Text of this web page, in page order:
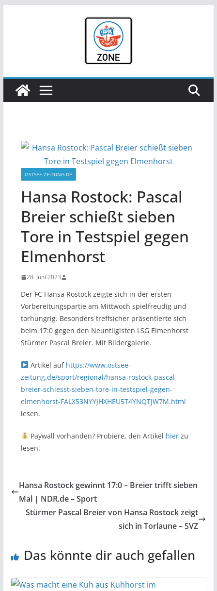
OSTSEE-ZEITUNG.DE
Hansa Rostock: Pascal
Breier schießt sieben
Tore in Testspiel gegen
Elmenhorst
28. Juni 2023
Der FC Hansa Rostock zeigte sich in der ersten
Vorbereitungspartie am Mittwoch spielfreudig und
torhungrig. Besonders treffsicher präsentierte sich
beim 17:0 gegen den Neuntligisten LSG Elmenhorst
Stürmer Pascal Breier. Mit Bildergalerie.
Artikel auf https://www.ostsee-
zeitung.de/sport/regional/hansa-rostock-pascal-
breier-schiesst-sieben-tore-in-testspiel-gegen-
elmenhorst-FALX53NYYJHXHEU5T4YNQTJW7M.html
lesen.
Paywall vorhanden? Probiere, den Artikel hierzu
lesen.
Hansa Rostock gewinnt 17:0 – Breier trifft sieben
Mal | NDR.de – Sport
Stürmer Pascal Breier von Hansa Rostock zeigt
sich in Torlaune – SVZ
Das könnte dir auch gefallen